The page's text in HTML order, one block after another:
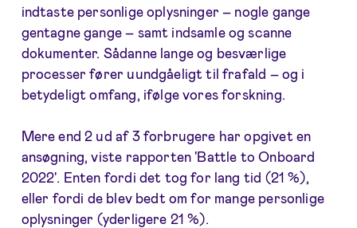
indtaste personlige oplysninger – nogle gange
gentagne gange – samt indsamle og scanne
dokumenter. Sådanne lange og besværlige
processer fører uundgåeligt til frafald – og i
betydeligt omfang, ifølge vores forskning.
Mere end 2 ud af 3 forbrugere har opgivet en
ansøgning, viste rapporten 'Battle to Onboard
2022'. Enten fordi det tog for lang tid (21 %),
eller fordi de blev bedt om for mange personlige
oplysninger (yderligere 21 %).